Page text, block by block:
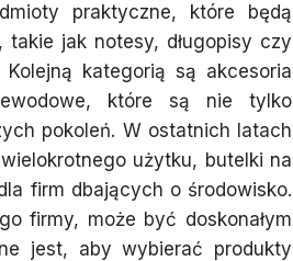
praktyczne, które będą
jak notesy, długopisy czy
kategorią są akcesoria
które są nie tylko
pokoleń. W ostatnich latach
użytku, butelki na
firm dbających o środowisko.
firmy, może być doskonałym
jest, aby wybierać produkty